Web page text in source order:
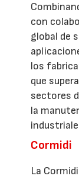
con
global de
los
que
sectores
la
Cormidi
La